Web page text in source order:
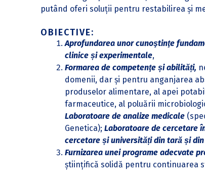
putând oferi soluții pentru restabilirea și
OBIECTIVE:
Aprofundarea unor cunoştinţe
clinice și experimentale,
Formarea de competenţe și abilități,
domenii, dar și pentru anganjarea
produselor alimentare, al apei
farmaceutice, al poluării
Laboratoare de analize medicale
Genetica); Laboratoare de cercetare
cercetare și universități din tară și
Furnizarea unei programe adecvate
științifică solidă pentru continuarea